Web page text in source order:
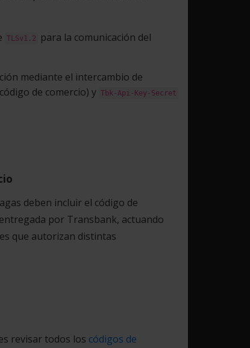
TLSv1.2
para la comunicación del
mediante el intercambio de
de comercio) y Tbk-Api-Key-Secret
deben incluir el código de
por Transbank, actuando
que autorizan distintas
revisar todos los códigos de